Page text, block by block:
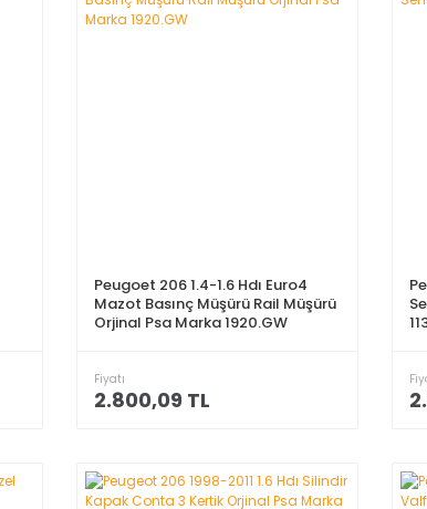
Peugoet 206 1.4-1.6 Hdı Euro4
Mazot Basınç Müşürü Rail Müşürü
Orjinal Psa Marka 1920.GW
Fiyatı
2.800,09 TL